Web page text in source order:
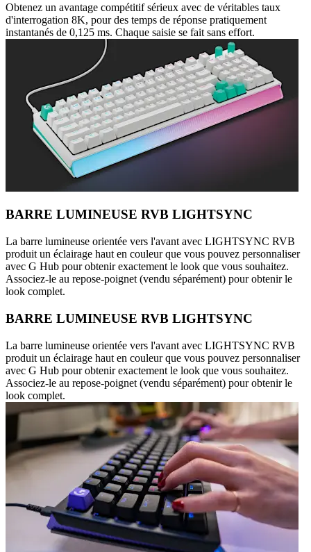
Obtenez un avantage compétitif sérieux avec de véritables taux
d'interrogation 8K, pour des temps de réponse pratiquement
instantanés de 0,125 ms. Chaque saisie se fait sans effort.
BARRE LUMINEUSE RVB LIGHTSYNC
La barre lumineuse orientée vers l'avant avec LIGHTSYNC RVB
produit un éclairage haut en couleur que vous pouvez personnaliser
avec G Hub pour obtenir exactement le look que vous souhaitez.
Associez-le au repose-poignet (vendu séparément) pour obtenir le
look complet.
BARRE LUMINEUSE RVB LIGHTSYNC
La barre lumineuse orientée vers l'avant avec LIGHTSYNC RVB
produit un éclairage haut en couleur que vous pouvez personnaliser
avec G Hub pour obtenir exactement le look que vous souhaitez.
Associez-le au repose-poignet (vendu séparément) pour obtenir le
look complet.